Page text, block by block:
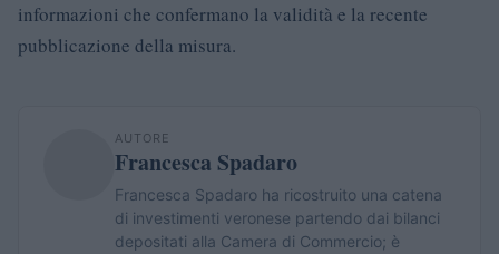
informazioni che confermano la validità e la recente
pubblicazione della misura.
AUTORE
Francesca Spadaro
Francesca Spadaro ha ricostruito una catena
di investimenti veronese partendo dai bilanci
depositati alla Camera di Commercio; è